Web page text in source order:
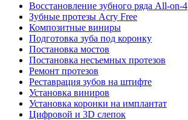
Восстановление зубного ряда All‑on‑4
Зубные протезы Acry Free
Композитные виниры
Подготовка зуба под коронку
Постановка мостов
Постановка несъемных протезов
Ремонт протезов
Реставрация зубов на штифте
Установка виниров
Установка коронки на имплантат
Цифровой и 3D слепок